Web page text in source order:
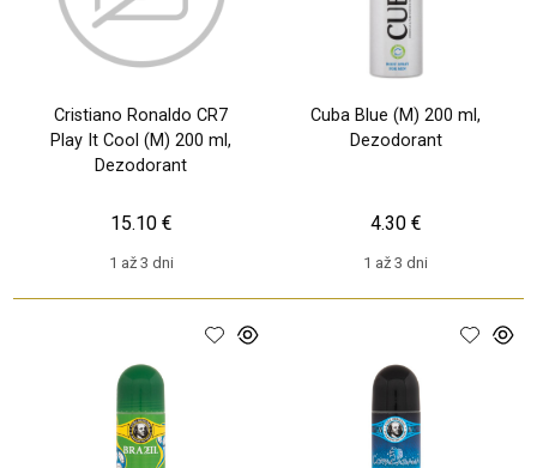
Cristiano Ronaldo CR7
Play It Cool (M) 200 ml,
Dezodorant
1 až 3 dni
15.10 €
Cuba Blue (M) 200 ml,
Dezodorant
1 až 3 dni
4.30 €